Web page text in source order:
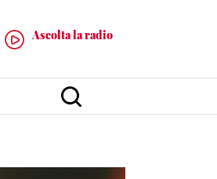
Ascolta la radio